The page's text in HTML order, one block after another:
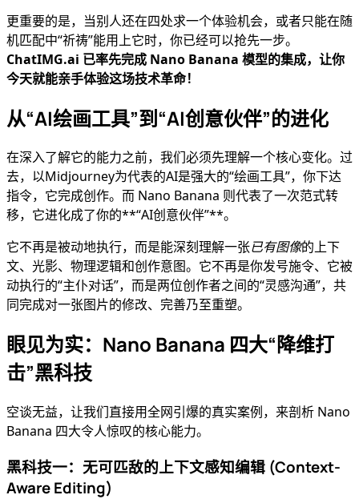
更重要的是，当别人还在四处求一个体验机会，或者只能在随
机匹配中“祈祷”能用上它时，你已经可以抢先一步。
ChatIMG.ai 已率先完成 Nano Banana 模型的集成，让你
今天就能亲手体验这场技术革命！
从“AI绘画工具”到“AI创意伙伴”的进化
在深入了解它的能力之前，我们必须先理解一个核心变化。过
去，以Midjourney为代表的AI是强大的“绘画工具”，你下达
指令，它完成创作。而 Nano Banana 则代表了一次范式转
移，它进化成了你的**“AI创意伙伴”**。
它不再是被动地执行，而是能深刻理解一张已有图像的上下
文、光影、物理逻辑和创作意图。它不再是你发号施令、它被
动执行的“主仆对话”，而是两位创作者之间的“灵感沟通”，共
同完成对一张图片的修改、完善乃至重塑。
眼见为实：Nano Banana 四大“降维打
击”黑科技
空谈无益，让我们直接用全网引爆的真实案例，来剖析 Nano
Banana 四大令人惊叹的核心能力。
黑科技一：无可匹敌的上下文感知编辑 (Context-
Aware Editing)